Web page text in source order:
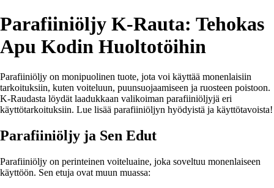
Parafiiniöljy K-Rauta: Tehokas
Apu Kodin Huoltotöihin
Parafiiniöljy on monipuolinen tuote, jota voi käyttää monenlaisiin
tarkoituksiin, kuten voiteluun, puunsuojaamiseen ja ruosteen poistoon.
K-Raudasta löydät laadukkaan valikoiman parafiiniöljyjä eri
käyttötarkoituksiin. Lue lisää parafiiniöljyn hyödyistä ja käyttötavoista!
Parafiiniöljy ja Sen Edut
Parafiiniöljy on perinteinen voiteluaine, joka soveltuu monenlaiseen
käyttöön. Sen etuja ovat muun muassa: